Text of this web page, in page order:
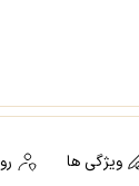
ویژگی ها